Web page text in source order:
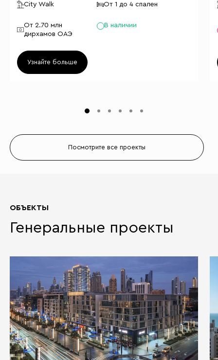
Посмотрите все проекты
City Walk От 1 до 4 спален
От 2.70 млн
дирхамов ОАЭ
В наличии
Узнайте больше
ОБЪЕКТЫ
Генеральные проекты